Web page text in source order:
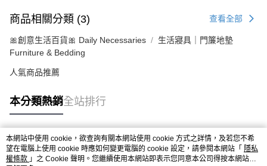
商品相關分類 (3) 查看全部
🎀創意生活百貨🎀 Daily Necessaries
生活寢具｜門簾地墊
Furniture & Bedding
人氣商品推薦
本分類熱銷全站排行
熱門標籤
本網站中使用 cookie，欲查詢有關本網站使用 cookie 方式之詳情，及若您不希
望在電腦上使用 cookie 時應如何變更電腦的 cookie 設定，請參閱本網站「 隱私
權條款 」之 Cookie 聲明。您繼續使用本網站即表示您同意本公司得按本網站使